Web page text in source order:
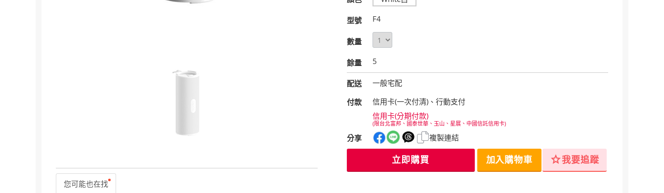
您可能也在找
型號 F4
數量
餘量 5
配送
一般宅配
付款
信用卡(一次付清)、行動支付
信用卡(分期付款)
(限台北富邦、國泰世華、玉山、星展、中國信託信用卡)
分享 複製連結
立即購買 加入購物車 star我要追蹤